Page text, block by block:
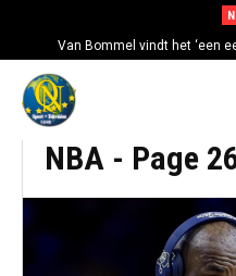
Van Bommel vindt het ‘een
Mexico en Argentinië
NBA - Page